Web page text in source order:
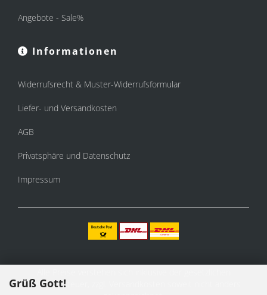
Grüß Gott!
Angebote - Sale%
Informationen
Widerrufsrecht & Muster-Widerrufsformular
Liefer- und Versandkosten
AGB
Privatsphäre und Datenschutz
Impressum
Mehrwertsteuer, zzgl.